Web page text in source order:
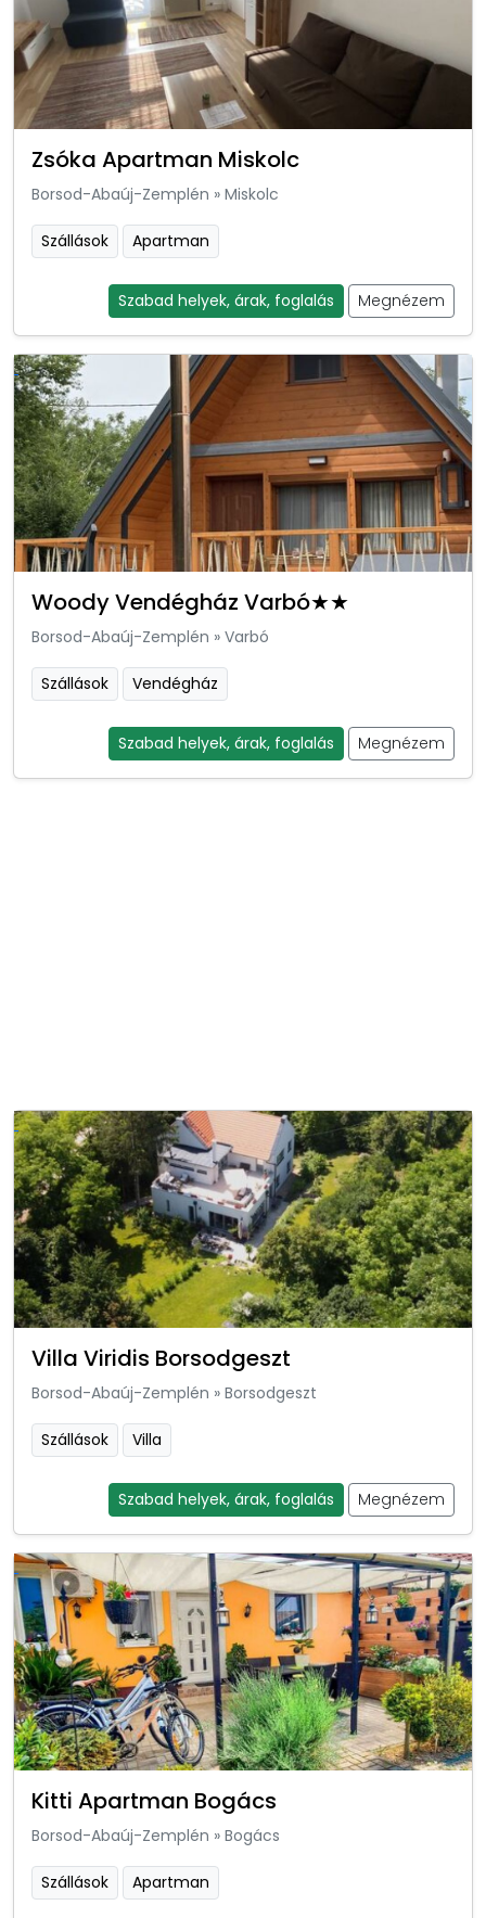
Zsóka Apartman Miskolc
Borsod-Abaúj-Zemplén » Miskolc
Szállások Apartman
Szabad helyek, árak, foglalás Megnézem
Woody Vendégház Varbó★★
Borsod-Abaúj-Zemplén » Varbó
Szállások Vendégház
Szabad helyek, árak, foglalás Megnézem
Villa Viridis Borsodgeszt
Borsod-Abaúj-Zemplén » Borsodgeszt
Szállások Villa
Szabad helyek, árak, foglalás Megnézem
Kitti Apartman Bogács
Borsod-Abaúj-Zemplén » Bogács
Szállások Apartman